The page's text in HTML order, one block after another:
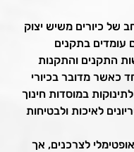
של כיורים משיש יצוק
עומדים בתקנים
התקנים והתקנות
כאשר מדובר בכיורי
במוסדות חינוך
לאיכות ולבטיחות
לצרכנים, אך